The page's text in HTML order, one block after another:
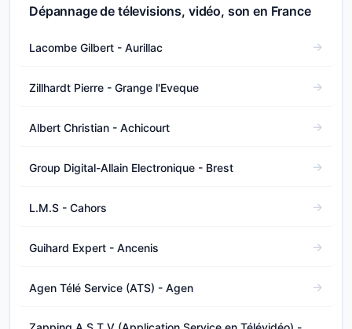
Dépannage de télevisions, vidéo, son en France
Lacombe Gilbert - Aurillac
Zillhardt Pierre - Grange l'Eveque
Albert Christian - Achicourt
Group Digital-Allain Electronique - Brest
L.M.S - Cahors
Guihard Expert - Ancenis
Agen Télé Service (ATS) - Agen